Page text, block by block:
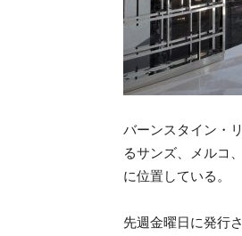
バーンスタイン・
るサンズ、メルコ
に位置している。
先週金曜日に発行